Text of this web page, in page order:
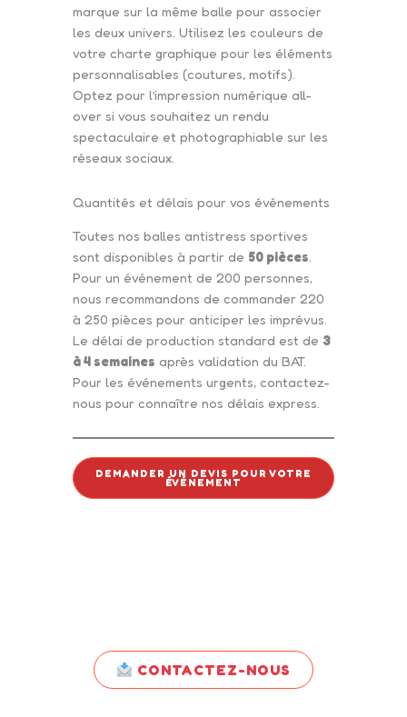
marque sur la même balle pour associer
les deux univers. Utilisez les couleurs de
votre charte graphique pour les éléments
personnalisables (coutures, motifs).
Optez pour l’impression numérique all-
over si vous souhaitez un rendu
spectaculaire et photographiable sur les
réseaux sociaux.
Quantités et délais pour vos événements
Toutes nos balles antistress sportives
sont disponibles à partir de 50 pièces.
Pour un événement de 200 personnes,
nous recommandons de commander 220
à 250 pièces pour anticiper les imprévus.
Le délai de production standard est de 3
à 4 semaines après validation du BAT.
Pour les événements urgents, contactez-
nous pour connaître nos délais express.
DEMANDER UN DEVIS POUR VOTRE
ÉVÉNEMENT
CONTACTEZ-NOUS